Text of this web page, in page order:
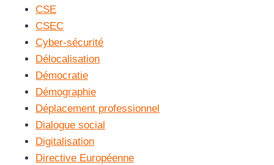
CSE
CSEC
Cyber-sécurité
Délocalisation
Démocratie
Démographie
Déplacement professionnel
Dialogue social
Digitalisation
Directive Européenne